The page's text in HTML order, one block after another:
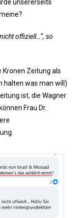
unsererseits
offiziell…“, so
Kronen Zeitung als
halten was man will)
ist, die Wagner
Frau Dr.